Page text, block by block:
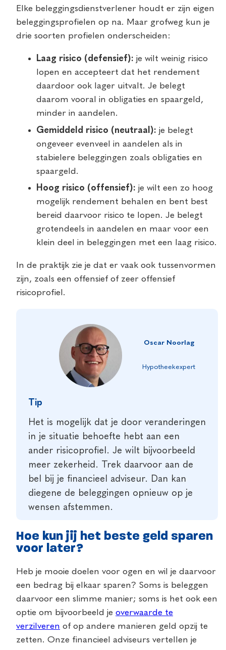
Elke beleggingsdienstverlener houdt er zijn eigen
beleggingsprofielen op na. Maar grofweg kun je
drie soorten profielen onderscheiden:
Laag risico (defensief): je wilt weinig risico
lopen en accepteert dat het rendement
daardoor ook lager uitvalt. Je belegt
daarom vooral in obligaties en spaargeld,
minder in aandelen.
Gemiddeld risico (neutraal): je belegt
ongeveer evenveel in aandelen als in
stabielere beleggingen zoals obligaties en
spaargeld.
Hoog risico (offensief): je wilt een zo hoog
mogelijk rendement behalen en bent best
bereid daarvoor risico te lopen. Je belegt
grotendeels in aandelen en maar voor een
klein deel in beleggingen met een laag risico.
In de praktijk zie je dat er vaak ook tussenvormen
zijn, zoals een offensief of zeer offensief
risicoprofiel.
Oscar Noorlag
Hypotheekexpert
Tip
Het is mogelijk dat je door veranderingen
in je situatie behoefte hebt aan een
ander risicoprofiel. Je wilt bijvoorbeeld
meer zekerheid. Trek daarvoor aan de
bel bij je financieel adviseur. Dan kan
diegene de beleggingen opnieuw op je
wensen afstemmen.
Hoe kun jij het beste geld sparen
voor later?
Heb je mooie doelen voor ogen en wil je daarvoor
een bedrag bij elkaar sparen? Soms is beleggen
daarvoor een slimme manier; soms is het ook een
optie om bijvoorbeeld je overwaarde te
verzilveren of op andere manieren geld opzij te
zetten. Onze financieel adviseurs vertellen je